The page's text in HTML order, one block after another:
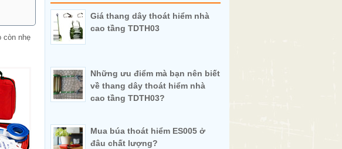
còn nhẹ
Giá thang dây thoát hiểm nhà
cao tầng TDTH03
Những ưu điểm mà bạn nên biết
về thang dây thoát hiểm nhà
cao tầng TDTH03?
Mua búa thoát hiểm ES005 ở
đâu chất lượng?